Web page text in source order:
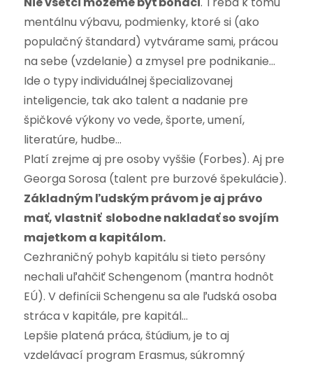
mentálnu výbavu, podmienky, ktoré si (ako
populačný štandard) vytvárame sami, prácou
na sebe (vzdelanie) a zmysel pre podnikanie…
Ide o typy individuálnej špecializovanej
inteligencie, tak ako talent a nadanie pre
špičkové výkony vo vede, športe, umení,
literatúre, hudbe…
Platí zrejme aj pre osoby vyššie (Forbes). Aj pre
Georga Sorosa (talent pre burzové špekulácie).
Základným ľudským právom je aj právo
mať, vlastniť slobodne nakladať so svojím
majetkom a kapitálom.
Cezhraničný pohyb kapitálu si tieto persóny
nechali uľahčiť Schengenom (mantra hodnôt
EÚ). V definícii Schengenu sa ale ľudská osoba
stráca v kapitále, pre kapitál…
Lepšie platená práca, štúdium, je to aj
vzdelávací program Erasmus, súkromný